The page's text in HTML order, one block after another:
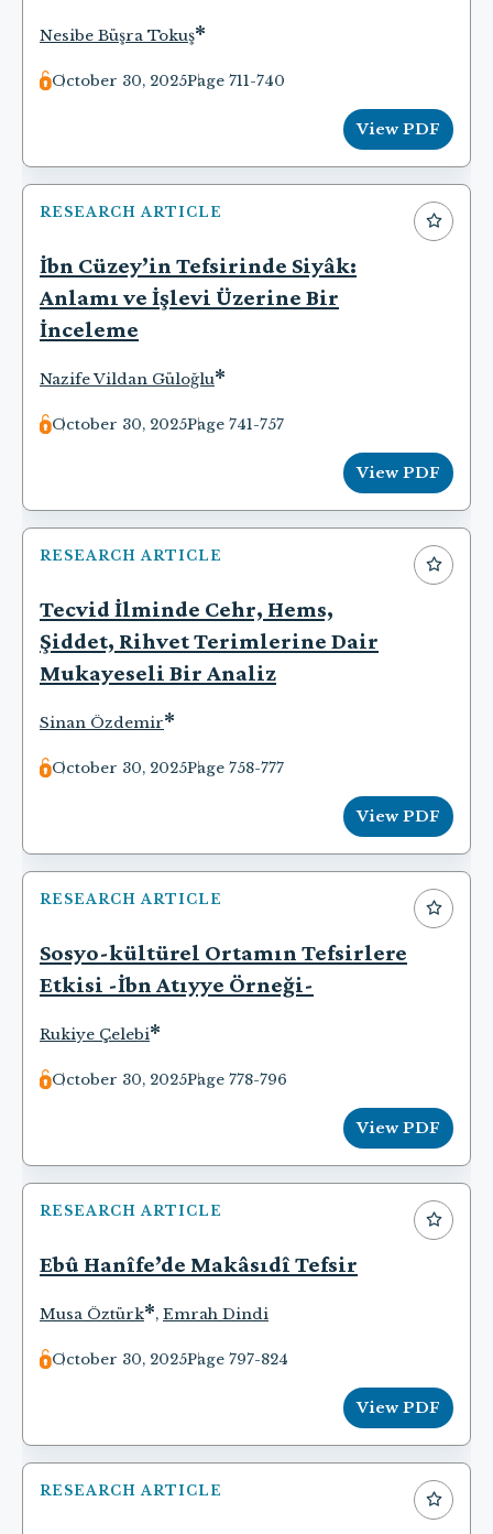
Nesibe Büşra Tokuş*
October 30, 2025Page 711-740
View PDF
RESEARCH ARTICLE
İbn Cüzey’in Tefsirinde Siyâk:
Anlamı ve İşlevi Üzerine Bir
İnceleme
Nazife Vildan Güloğlu*
October 30, 2025Page 741-757
View PDF
RESEARCH ARTICLE
Tecvid İlminde Cehr, Hems,
Şiddet, Rihvet Terimlerine Dair
Mukayeseli Bir Analiz
Sinan Özdemir*
October 30, 2025Page 758-777
View PDF
RESEARCH ARTICLE
Sosyo-kültürel Ortamın Tefsirlere
Etkisi -İbn Atıyye Örneği-
Rukiye Çelebi*
October 30, 2025Page 778-796
View PDF
RESEARCH ARTICLE
Ebû Hanîfe’de Makâsıdî Tefsir
Musa Öztürk*, Emrah Dindi
October 30, 2025Page 797-824
View PDF
RESEARCH ARTICLE